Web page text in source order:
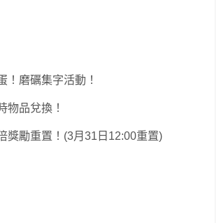
！磨礪集字活動！
物品兌換！
獎勵重置！(3月31日12:00重置)